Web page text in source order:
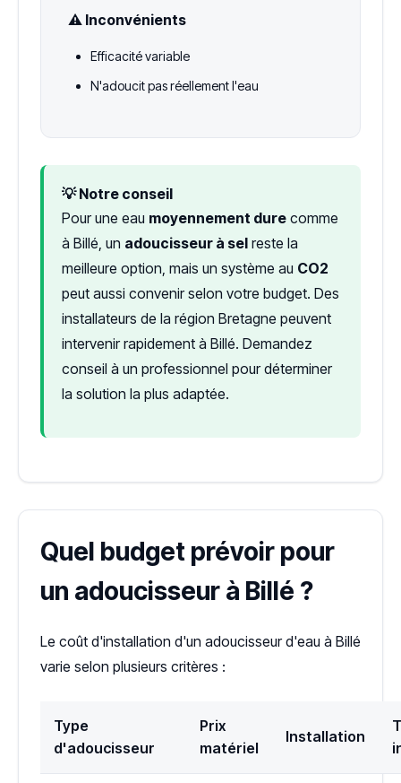
⚠️ Inconvénients
Efficacité variable
N'adoucit pas réellement l'eau
💡 Notre conseil
Pour une eau moyennement dure comme
à Billé, un adoucisseur à sel reste la
meilleure option, mais un système au CO2
peut aussi convenir selon votre budget. Des
installateurs de la région Bretagne peuvent
intervenir rapidement à Billé. Demandez
conseil à un professionnel pour déterminer
la solution la plus adaptée.
Quel budget prévoir pour
un adoucisseur à Billé ?
Le coût d'installation d'un adoucisseur d'eau à Billé
varie selon plusieurs critères :
Type
d'adoucisseur
Prix
matériel
Installation